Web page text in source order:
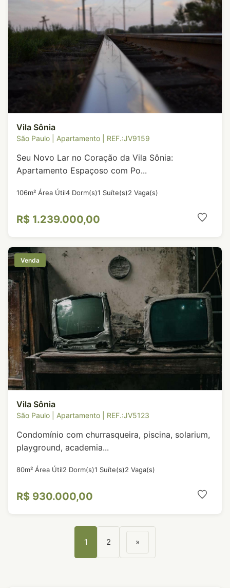
Vila Sônia
São Paulo | Apartamento | REF.:JV9159
Seu Novo Lar no Coração da Vila Sônia:
Apartamento Espaçoso com Po...
106m² Área Útil4 Dorm(s)1 Suíte(s)2 Vaga(s)
R$ 1.239.000,00
Venda
Vila Sônia
São Paulo | Apartamento | REF.:JV5123
Condomínio com churrasqueira, piscina, solarium,
playground, academia...
80m² Área Útil2 Dorm(s)1 Suíte(s)2 Vaga(s)
R$ 930.000,00
1 2 »